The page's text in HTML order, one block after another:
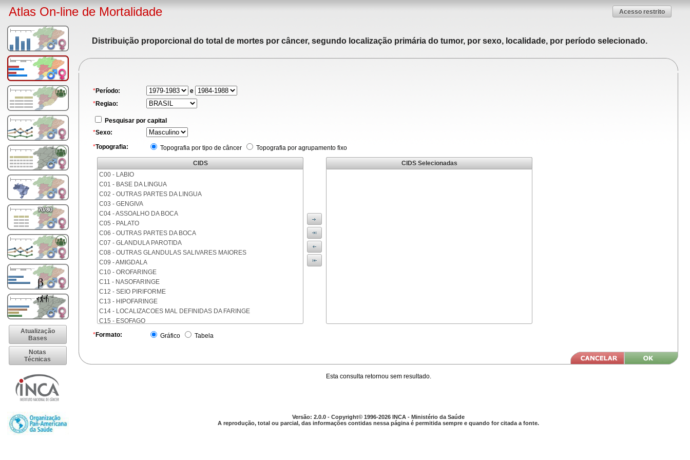
Atlas On-line de Mortalidade Acesso restrito
Atualização
Bases
Notas
Técnicas
Distribuição proporcional do total de mortes por câncer, segundo localização primária do tumor, por sexo, localidade, por período selecionado.
*Período:
e
*Regiao:
Pesquisar por capital
*Sexo:
*Topografia: Topografia por tipo de câncer Topografia por agrupamento fixo
CIDS
C00 - LABIO
C01 - BASE DA LINGUA
C02 - OUTRAS PARTES DA LINGUA
C03 - GENGIVA
C04 - ASSOALHO DA BOCA
C05 - PALATO
C06 - OUTRAS PARTES DA BOCA
C07 - GLANDULA PAROTIDA
C08 - OUTRAS GLANDULAS SALIVARES MAIORES
C09 - AMIGDALA
C10 - OROFARINGE
C11 - NASOFARINGE
C12 - SEIO PIRIFORME
C13 - HIPOFARINGE
C14 - LOCALIZACOES MAL DEFINIDAS DA FARINGE
C15 - ESOFAGO
C26 - LOCALIZACOES MAL DEFINIDAS NO APARELHO DIGESTIVO
CIDS Selecionadas
*Formato: Gráfico Tabela
Esta consulta retornou sem resultado.
Versão: 2.0.0 - Copyright© 1996-2026 INCA - Ministério da Saúde
A reprodução, total ou parcial, das informações contidas nessa página é permitida sempre e quando for citada a fonte.